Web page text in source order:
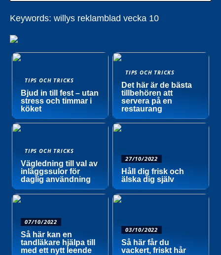
Keywords: willys reklamblad vecka 10
TIPS OCH TRICKS
Bjud in till fest – utan
stress och timmar i
köket
TIPS OCH TRICKS
Det här är de bästa
tillbehören att
servera på en
restaurang
TIPS OCH TRICKS
Vägledning till val av
inläggssulor för
daglig användning
27/10/2022
Håll dig frisk och
älska dig själv
07/10/2022
Så här kan en
tandläkare hjälpa till
med ett nytt leende
03/10/2022
Så här får du
vackert, friskt hår